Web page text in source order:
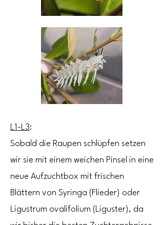
L1-L3:
Sobald die Raupen schlüpfen setzen
wir sie mit einem weichen Pinsel in eine
neue Aufzuchtbox mit frischen
Blättern von Syringa (Flieder) oder
Ligustrum ovalifolium (Liguster), da